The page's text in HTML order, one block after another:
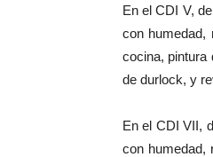
En el CDI V,
con humedad,
cocina, pintura
de durlock, y
En el CDI VII,
con humedad,